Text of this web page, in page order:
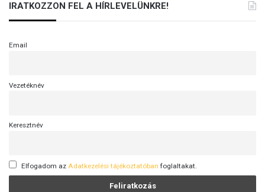
IRATKOZZON FEL A HÍRLEVELÜNKRE!
Email
Vezetéknév
Keresztnév
Elfogadom az Adatkezelési tájékoztatóban foglaltakat.